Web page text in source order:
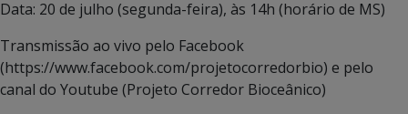
Data: 20 de julho (segunda-feira), às 14h (horário de MS)
Transmissão ao vivo pelo Facebook
(https://www.facebook.com/projetocorredorbio) e pelo
canal do Youtube (Projeto Corredor Bioceânico)